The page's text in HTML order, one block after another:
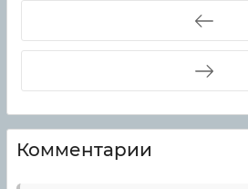
Комментарии